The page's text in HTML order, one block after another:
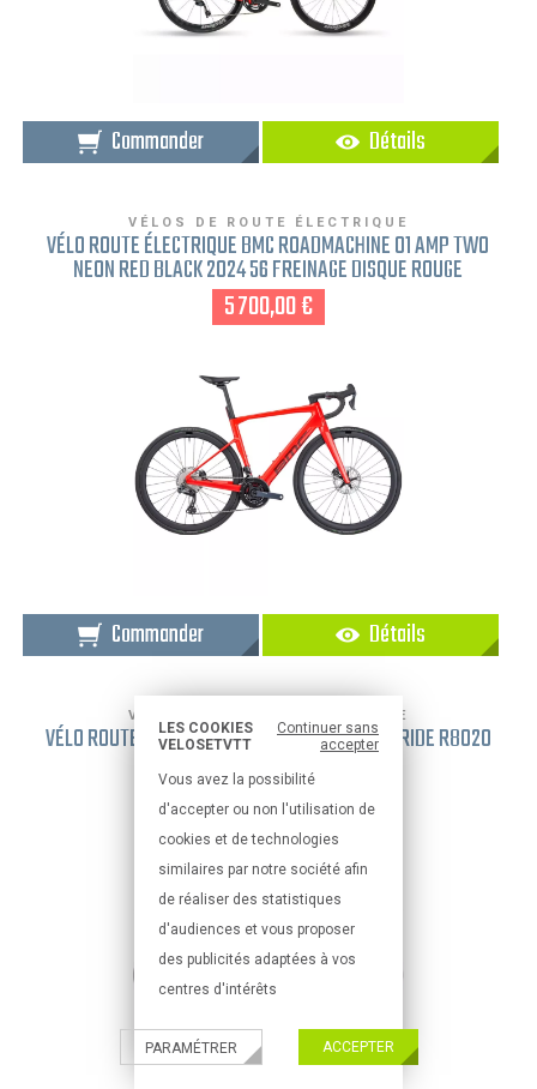
LES COOKIES
VELOSETVTT
Continuer sans
accepter
Vous avez la possibilité
d'accepter ou non l'utilisation de
cookies et de technologies
similaires par notre société afin
de réaliser des statistiques
d'audiences et vous proposer
des publicités adaptées à vos
centres d'intérêts
PARAMÉTRER ACCEPTER
Commander Détails
VÉLOS DE ROUTE ÉLECTRIQUE
VÉLO ROUTE ÉLECTRIQUE BMC ROADMACHINE 01 AMP TWO
NEON RED BLACK 2024 56 FREINAGE DISQUE ROUGE
5 700,00 €
Commander Détails
VÉLOS DE ROUTE ÉLECTRIQUE
VÉLO ROUTE ÉLECTRIQUE WILIER CENTO10 HYBRIDE R8020
2022 NOIR M FREINAGE DISQUE
5 999,00 €